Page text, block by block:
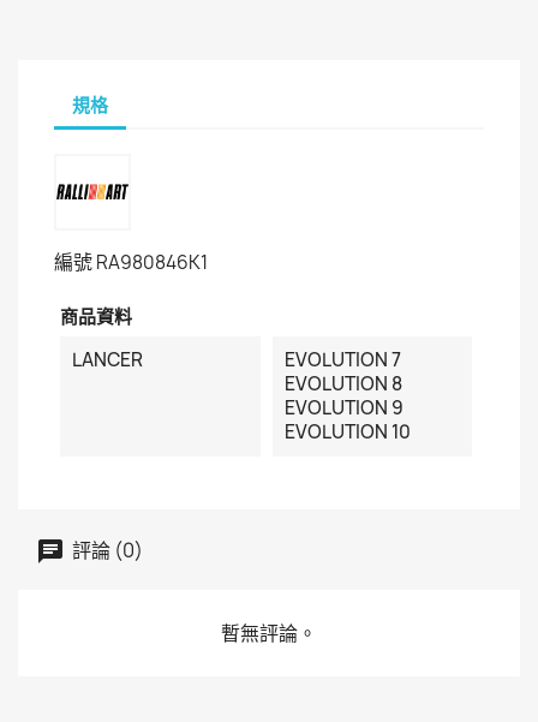
規格
編號RA980846K1
商品資料
LANCER
EVOLUTION 7
EVOLUTION 8
EVOLUTION 9
EVOLUTION 10
評論 (0)
暫無評論。